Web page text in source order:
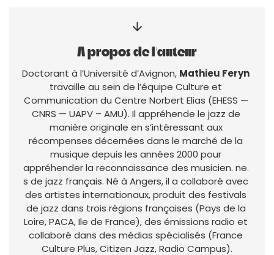
arrow_downward
A propos de l’auteur
Doctorant à l’Université d’Avignon, Mathieu Feryn
travaille au sein de l’équipe Culture et
Communication du Centre Norbert Elias (EHESS —
CNRS — UAPV – AMU). Il appréhende le jazz de
manière originale en s’intéressant aux
récompenses décernées dans le marché de la
musique depuis les années 2000 pour
appréhender la reconnaissance des musicien. ne.
s de jazz français. Né à Angers, il a collaboré avec
des artistes internationaux, produit des festivals
de jazz dans trois régions françaises (Pays de la
Loire, PACA, Ile de France), des émissions radio et
collaboré dans des médias spécialisés (France
Culture Plus, Citizen Jazz, Radio Campus).